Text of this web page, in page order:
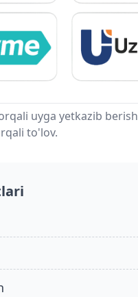
uyga yetkazib berish
to'lov.